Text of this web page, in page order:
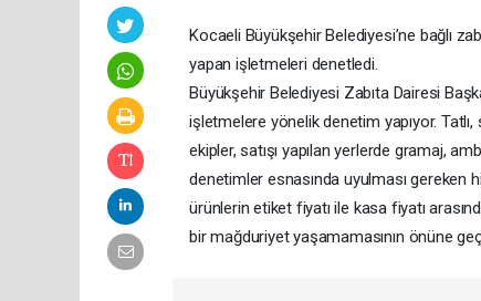
Kocaeli Büyükşehir Belediyesi’ne bağlı
yapan işletmeleri denetledi.
Büyükşehir Belediyesi Zabıta Dairesi
işletmelere yönelik denetim yapıyor.
ekipler, satışı yapılan yerlerde gramaj,
denetimler esnasında uyulması gereken
ürünlerin etiket fiyatı ile kasa fiyatı
bir mağduriyet yaşamamasının önüne